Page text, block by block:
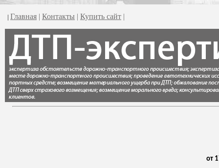
| Главная | Контакты | Купить сайт |
от